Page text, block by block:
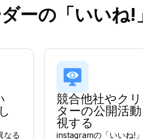
ーの「いいね
なる
競合他社やク
ターの公開活
視する
instagramの「いいね!